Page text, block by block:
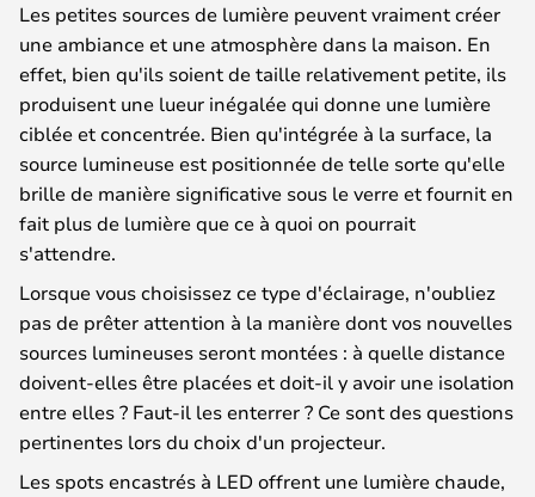
Les petites sources de lumière peuvent vraiment créer
une ambiance et une atmosphère dans la maison. En
effet, bien qu'ils soient de taille relativement petite, ils
produisent une lueur inégalée qui donne une lumière
ciblée et concentrée. Bien qu'intégrée à la surface, la
source lumineuse est positionnée de telle sorte qu'elle
brille de manière significative sous le verre et fournit en
fait plus de lumière que ce à quoi on pourrait
s'attendre.
Lorsque vous choisissez ce type d'éclairage, n'oubliez
pas de prêter attention à la manière dont vos nouvelles
sources lumineuses seront montées : à quelle distance
doivent-elles être placées et doit-il y avoir une isolation
entre elles ? Faut-il les enterrer ? Ce sont des questions
pertinentes lors du choix d'un projecteur.
Les spots encastrés à LED offrent une lumière chaude,